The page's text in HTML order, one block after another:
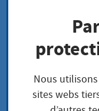
Page d'accueil
Préoccupations
Aktivierungs-
Zuweisung,
Nous
sites webs